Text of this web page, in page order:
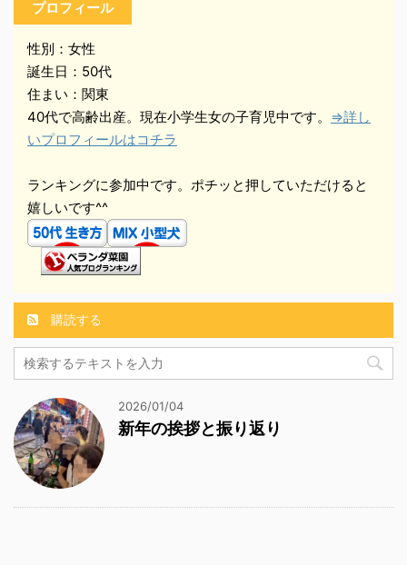
プロフィール
性別：女性
誕生日：50代
住まい：関東
40代で高齢出産。現在小学生女の子育児中です。 ⇒詳し
いプロフィールはコチラ
ランキングに参加中です。ポチッと押していただけると
嬉しいです^^
購読する
2026/01/04
新年の挨拶と振り返り